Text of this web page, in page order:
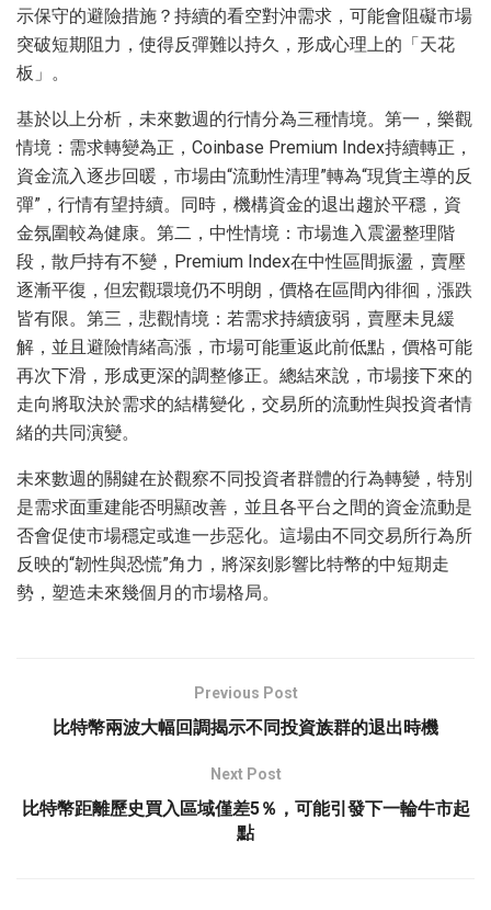
示保守的避險措施？持續的看空對沖需求，可能會阻礙市場
突破短期阻力，使得反彈難以持久，形成心理上的「天花
板」。
基於以上分析，未來數週的行情分為三種情境。第一，樂觀
情境：需求轉變為正，Coinbase Premium Index持續轉正，
資金流入逐步回暖，市場由“流動性清理”轉為“現貨主導的反
彈”，行情有望持續。同時，機構資金的退出趨於平穩，資
金氛圍較為健康。第二，中性情境：市場進入震盪整理階
段，散戶持有不變，Premium Index在中性區間振盪，賣壓
逐漸平復，但宏觀環境仍不明朗，價格在區間內徘徊，漲跌
皆有限。第三，悲觀情境：若需求持續疲弱，賣壓未見緩
解，並且避險情緒高漲，市場可能重返此前低點，價格可能
再次下滑，形成更深的調整修正。總結來說，市場接下來的
走向將取決於需求的結構變化，交易所的流動性與投資者情
緒的共同演變。
未來數週的關鍵在於觀察不同投資者群體的行為轉變，特別
是需求面重建能否明顯改善，並且各平台之間的資金流動是
否會促使市場穩定或進一步惡化。這場由不同交易所行為所
反映的“韌性與恐慌”角力，將深刻影響比特幣的中短期走
勢，塑造未來幾個月的市場格局。
Previous Post
比特幣兩波大幅回調揭示不同投資族群的退出時機
Next Post
比特幣距離歷史買入區域僅差5％，可能引發下一輪牛市起
點